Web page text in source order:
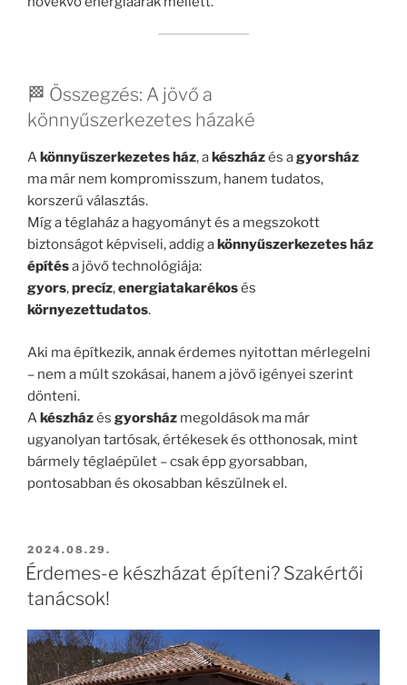
🏁 Összegzés: A jövő a
könnyűszerkezetes házaké
A könnyűszerkezetes ház, a készházés agyorsház
ma már nem kompromisszum, hanem tudatos,
korszerű választás.
Míg a téglaház a hagyományt és a megszokott
biztonságot képviseli, addig a könnyűszerkezetes ház
építésa jövő technológiája:
gyors,precíz,energiatakarékosés
környezettudatos.
Aki ma építkezik, annak érdemes nyitottan mérlegelni
– nem a múlt szokásai, hanem a jövő igényei szerint
dönteni.
Akészházés gyorsház megoldások ma már
ugyanolyan tartósak, értékesek és otthonosak, mint
bármely téglaépület – csak épp gyorsabban,
pontosabban és okosabban készülnek el.
BEKÜLDVE:
2024.08.29.
Érdemes-e készházat építeni? Szakértői
tanácsok!